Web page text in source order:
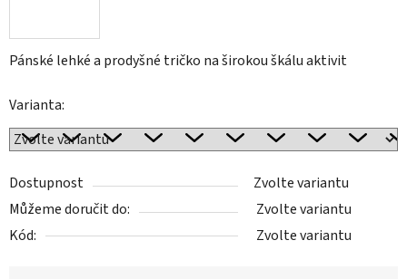
Pánské lehké a prodyšné tričko na širokou škálu aktivit
Varianta:
Dostupnost
Zvolte variantu
Můžeme doručit do:
Zvolte variantu
Kód:
Zvolte variantu